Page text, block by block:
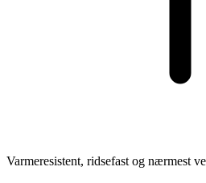
Varmeresistent, ridsefast og nærmest